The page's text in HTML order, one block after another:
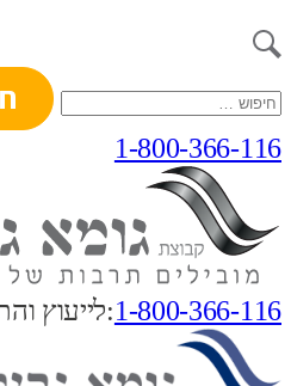
חיפוש:
1-800-366-116
1-800-366-116:לייעוץ